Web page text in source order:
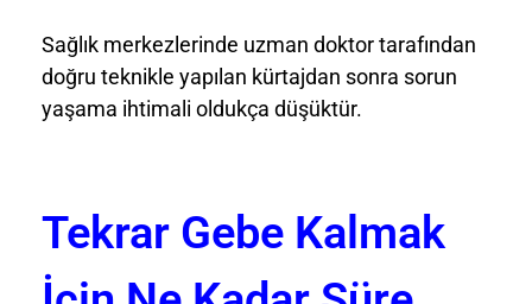
Sağlık merkezlerinde uzman doktor tarafından
doğru teknikle yapılan kürtajdan sonra sorun
yaşama ihtimali oldukça düşüktür.
Tekrar Gebe Kalmak